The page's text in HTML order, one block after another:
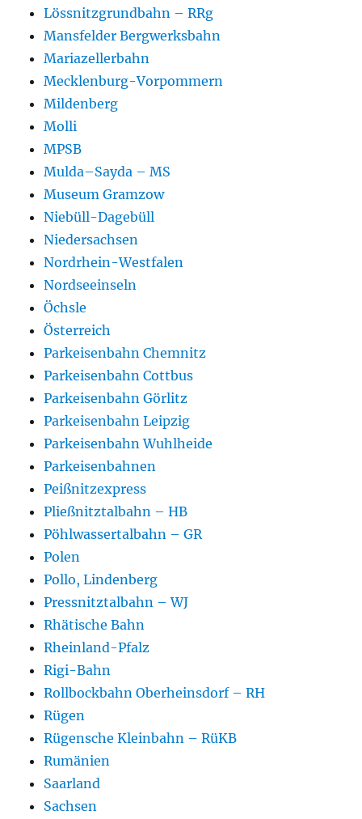
Lössnitzgrundbahn – RRg
Mansfelder Bergwerksbahn
Mariazellerbahn
Mecklenburg-Vorpommern
Mildenberg
Molli
MPSB
Mulda–Sayda – MS
Museum Gramzow
Niebüll-Dagebüll
Niedersachsen
Nordrhein-Westfalen
Nordseeinseln
Öchsle
Österreich
Parkeisenbahn Chemnitz
Parkeisenbahn Cottbus
Parkeisenbahn Görlitz
Parkeisenbahn Leipzig
Parkeisenbahn Wuhlheide
Parkeisenbahnen
Peißnitzexpress
Pließnitztalbahn – HB
Pöhlwassertalbahn – GR
Polen
Pollo, Lindenberg
Pressnitztalbahn – WJ
Rhätische Bahn
Rheinland-Pfalz
Rigi-Bahn
Rollbockbahn Oberheinsdorf – RH
Rügen
Rügensche Kleinbahn – RüKB
Rumänien
Saarland
Sachsen